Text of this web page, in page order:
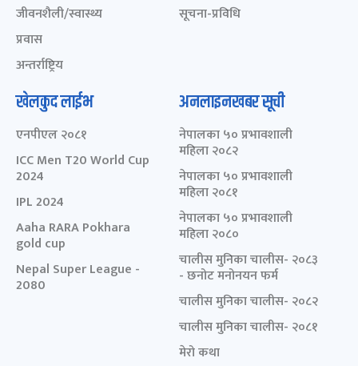
जीवनशैली/स्वास्थ्य
प्रवास
अन्तर्राष्ट्रिय
सूचना-प्रविधि
खेलकुद लाईभ
एनपीएल २०८१
ICC Men T20 World Cup
2024
IPL 2024
Aaha RARA Pokhara
gold cup
Nepal Super League -
2080
अनलाइनखबर सूची
नेपालका ५० प्रभावशाली
महिला २०८२
नेपालका ५० प्रभावशाली
महिला २०८१
नेपालका ५० प्रभावशाली
महिला २०८०
चालीस मुनिका चालीस- २०८३
- छनोट मनोनयन फर्म
चालीस मुनिका चालीस- २०८२
चालीस मुनिका चालीस- २०८१
मेरो कथा